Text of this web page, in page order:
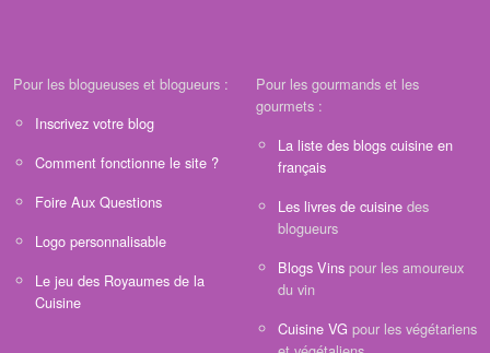
Pour les blogueuses et blogueurs :
Inscrivez votre blog
Comment fonctionne le site ?
Foire Aux Questions
Logo personnalisable
Le jeu des Royaumes de la
Cuisine
Pour les gourmands et les
gourmets :
La liste des blogs cuisine en
français
Les livres de cuisine des
blogueurs
Blogs Vins pour les amoureux
du vin
Cuisine VG pour les végétariens